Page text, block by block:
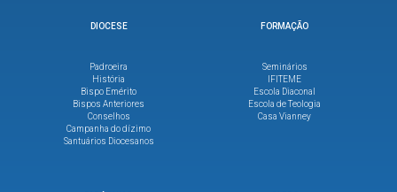
DIOCESE
Padroeira
História
Bispo Emérito
Bispos Anteriores
Conselhos
Campanha do dízimo
Santuários Diocesanos
FORMAÇÃO
Seminários
IFITEME
Escola Diaconal
Escola de Teologia
Casa Vianney